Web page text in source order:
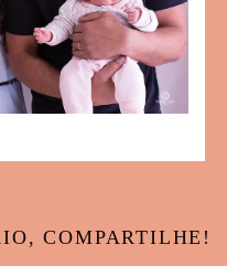
COMPARTILHE!